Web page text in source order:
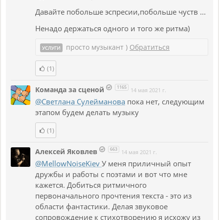
Давайте побольше эспресии,побольше чуств ...
Ненадо держаться одного и того же ритма)
УСЛУГИ просто музыкант ) Обратиться
(1)
Команда за сценой 1165 14 мая 2021 г.
@Светлана Сулейманова пока нет, следующим
этапом будем делать музыку
(1)
Алексей Яковлев 663 14 мая 2021 г.
@MellowNoiseKiev У меня приличный опыт
дружбы и работы с поэтами и вот что мне
кажется. Добиться ритмичного
первоначального прочтения текста - это из
области фантастики. Делая звуковое
сопровождение к стихотворению я исхожу из